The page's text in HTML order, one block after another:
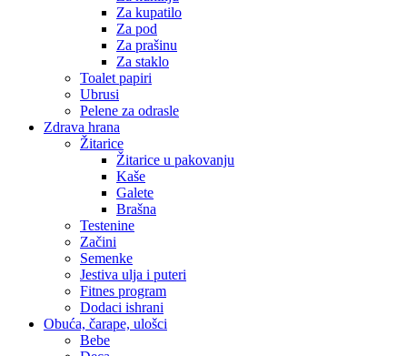
Za kupatilo
Za pod
Za prašinu
Za staklo
Toalet papiri
Ubrusi
Pelene za odrasle
Zdrava hrana
Žitarice
Žitarice u pakovanju
Kaše
Galete
Brašna
Testenine
Začini
Semenke
Jestiva ulja i puteri
Fitnes program
Dodaci ishrani
Obuća, čarape, ulošci
Bebe